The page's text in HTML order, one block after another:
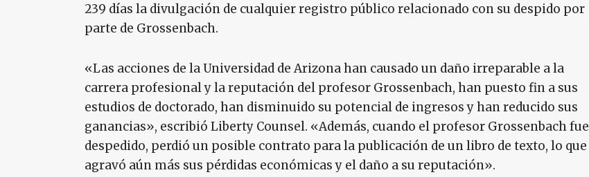
239 días la divulgación de cualquier registro público relacionado con su despido por
parte de Grossenbach.
«Las acciones de la Universidad de Arizona han causado un daño irreparable a la
carrera profesional y la reputación del profesor Grossenbach, han puesto fin a sus
estudios de doctorado, han disminuido su potencial de ingresos y han reducido sus
ganancias», escribió Liberty Counsel. «Además, cuando el profesor Grossenbach fue
despedido, perdió un posible contrato para la publicación de un libro de texto, lo que
agravó aún más sus pérdidas económicas y el daño a su reputación».